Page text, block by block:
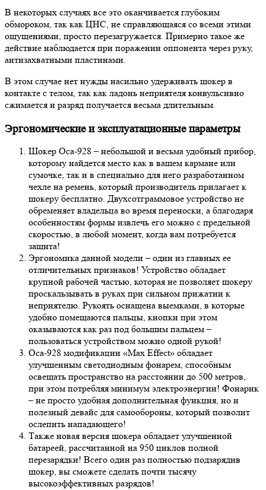
В некоторых случаях все это оканчивается глубоким
обмороком, так как ЦНС, не справляющаяся со всеми этими
ощущениями, просто перезагружается. Примерно такое же
действие наблюдается при поражении оппонента через руку,
антизахватными пластинами.
В этом случае нет нужды насильно удерживать шокер в
контакте с телом, так как ладонь неприятеля конвульсивно
сжимается и разряд получается весьма длительным.
Эргономические и эксплуатационные параметры
Шокер Оса-928 – небольшой и весьма удобный прибор,
которому найдется место как в вашем кармане или
сумочке, так и в специально для него разработанном
чехле на ремень, который производитель прилагает к
шокеру бесплатно. Двухсотграммовое устройство не
обременяет владельца во время переноски, а благодаря
особенностям формы извлечь его можно с предельной
скоростью, в любой момент, когда вам потребуется
защита!
Эргономика данной модели – один из главных ее
отличительных признаков! Устройство обладает
крупной рабочей частью, которая не позволяет шокеру
проскальзывать в руках при сильном прижатии к
неприятелю. Рукоять оснащена выемками, в которые
удобно помещаются пальцы, кнопки при этом
оказываются как раз под большим пальцем –
пользоваться устройством можно одной рукой!
Оса-928 модификации «Max Effect» обладает
улучшенным светодиодным фонарем, способным
освещать пространство на расстоянии до 500 метров,
при этом потребляя минимум электроэнергии! Фонарик
– не просто удобная дополнительная функция, но и
полезный девайс для самообороны, который позволит
ослепить нападающего!
Также новая версия шокера обладает улучшенной
батареей, рассчитанной на 950 циклов полной
перезарядки! Всего один раз полностью подзарядив
шокер, вы сможете сделать почти тысячу
высокоэффективных разрядов!